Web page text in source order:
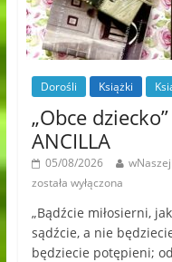
Dorośli Książki
„Obce
ANCILLA
05/08/2026
została wyłączona
„Bądźcie miłosierni,
sądźcie, a nie
będziecie potępieni;